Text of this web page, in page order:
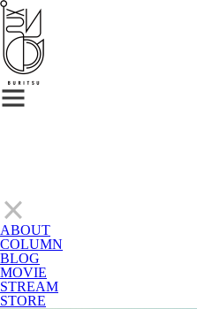
ABOUT
COLUMN
BLOG
MOVIE
STREAM
STORE